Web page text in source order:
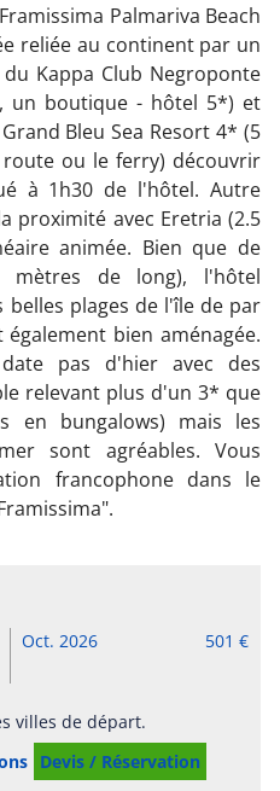
Palmariva Beach
reliée au continent par un
Kappa Club Negroponte
un boutique - hôtel 5*) et
Bleu Sea Resort 4* (5
ou le ferry) découvrir
à 1h30 de l'hôtel. Autre
proximité avec Eretria (2.5
animée. Bien que de
mètres de long), l'hôtel
plages de l'île de par
bien aménagée.
pas d'hier avec des
relevant plus d'un 3* que
en bungalows) mais les
sont agréables. Vous
francophone dans le
Devis / Réservation
Oct. 2026 501
villes de départ.